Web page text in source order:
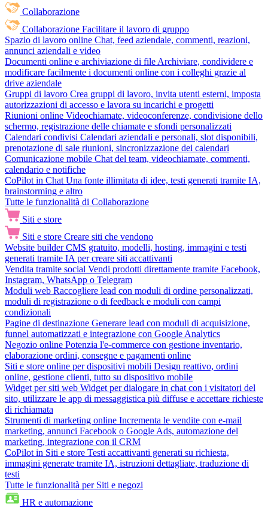
Collaborazione
Collaborazione Facilitare il lavoro di gruppo
Spazio di lavoro online Chat, feed aziendale, commenti, reazioni,
annunci aziendali e video
Documenti online e archiviazione di file Archiviare, condividere e
modificare facilmente i documenti online con i colleghi grazie al
drive aziendale
Gruppi di lavoro Crea gruppi di lavoro, invita utenti esterni, imposta
autorizzazioni di accesso e lavora su incarichi e progetti
Riunioni online Videochiamate, videoconferenze, condivisione dello
schermo, registrazione delle chiamate e sfondi personalizzati
Calendari condivisi Calendari aziendali e personali, slot disponibili,
prenotazione di sale riunioni, sincronizzazione dei calendari
Comunicazione mobile Chat del team, videochiamate, commenti,
calendario e notifiche
CoPilot in Chat Una fonte illimitata di idee, testi generati tramite IA,
brainstorming e altro
Tutte le funzionalità di Collaborazione
Siti e store
Siti e store Creare siti che vendono
Website builder CMS gratuito, modelli, hosting, immagini e testi
generati tramite IA per creare siti accattivanti
Vendita tramite social Vendi prodotti direttamente tramite Facebook,
Instagram, WhatsApp o Telegram
Moduli web Raccogliere lead con moduli di ordine personalizzati,
moduli di registrazione o di feedback e moduli con campi
condizionali
Pagine di destinazione Generare lead con moduli di acquisizione,
funnel automatizzati e integrazione con Google Analytics
Negozio online Potenzia l'e-commerce con gestione inventario,
elaborazione ordini, consegne e pagamenti online
Siti e store online per dispositivi mobili Design reattivo, ordini
online, gestione clienti, tutto su dispositivo mobile
Widget per siti web Widget per dialogare in chat con i visitatori del
sito, utilizzare le app di messaggistica più diffuse e accettare richieste
di richiamata
Strumenti di marketing online Incrementa le vendite con e-mail
marketing, annunci Facebook o Google Ads, automazione del
marketing, integrazione con il CRM
CoPilot in Siti e store Testi accattivanti generati su richiesta,
immagini generate tramite IA, istruzioni dettagliate, traduzione di
testi
Tutte le funzionalità per Siti e negozi
HR e automazione